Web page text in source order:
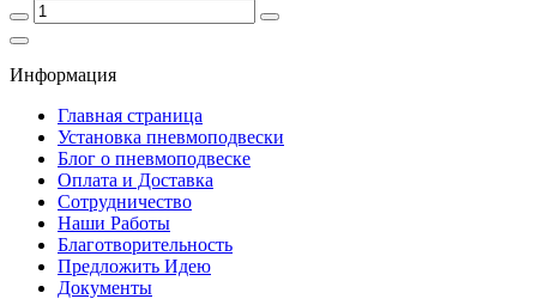
Информация
Главная страница
Установка пневмоподвески
Блог о пневмоподвеске
Оплата и Доставка
Сотрудничество
Наши Работы
Благотворительность
Предложить Идею
Документы